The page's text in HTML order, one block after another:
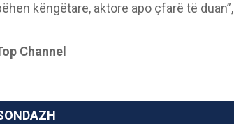
këngëtare, aktore apo çfarë të
Channel